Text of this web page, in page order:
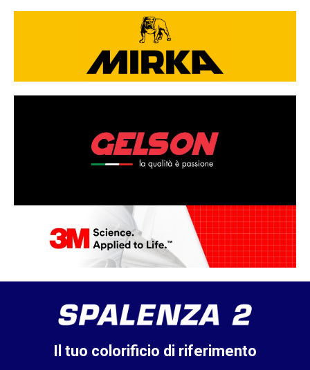
Il tuo colorificio di riferimento